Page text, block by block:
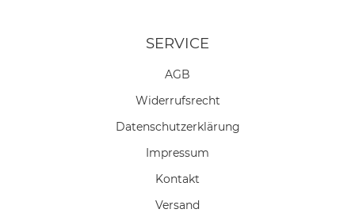
SERVICE
AGB
Widerrufs­recht
Daten­schutz­erklärung
Impressum
Kontakt
Versand